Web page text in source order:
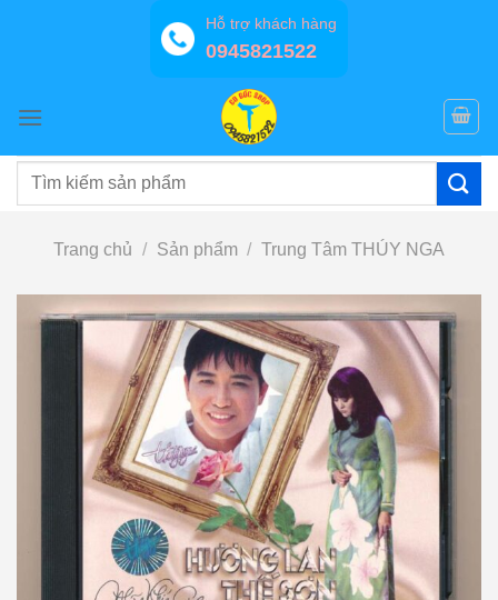
Hỗ trợ khách hàng
0945821522
Tìm
Trang chủ / Sản phẩm / Trung Tâm THÚY NGA